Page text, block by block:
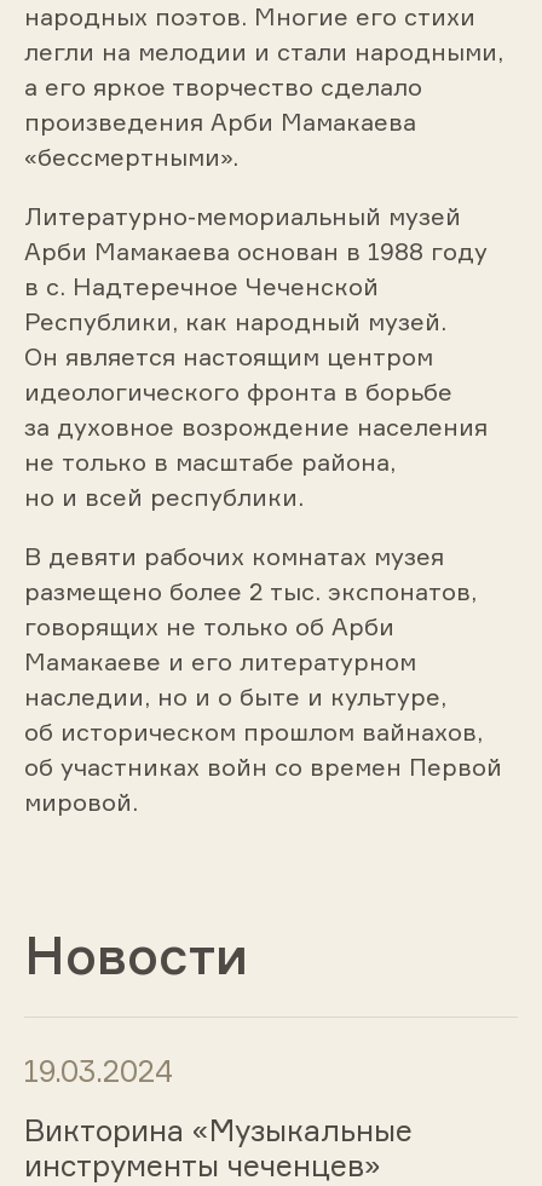
народных поэтов. Многие его стихи
легли на мелодии и стали народными,
а его яркое творчество сделало
произведения Арби Мамакаева
«бессмертными».
Литературно-мемориальный музей
Арби Мамакаева основан в 1988 году
в с. Надтеречное Чеченской
Республики, как народный музей.
Он является настоящим центром
идеологического фронта в борьбе
за духовное возрождение населения
не только в масштабе района,
но и всей республики.
В девяти рабочих комнатах музея
размещено более 2 тыс. экспонатов,
говорящих не только об Арби
Мамакаеве и его литературном
наследии, но и о быте и культуре,
об историческом прошлом вайнахов,
об участниках войн со времен Первой
мировой.
Новости
19.03.2024
Викторина «Музыкальные
инструменты чеченцев»